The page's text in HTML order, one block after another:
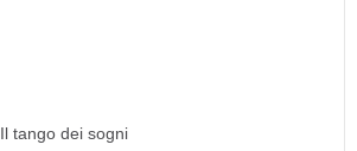
Il tango dei sogni